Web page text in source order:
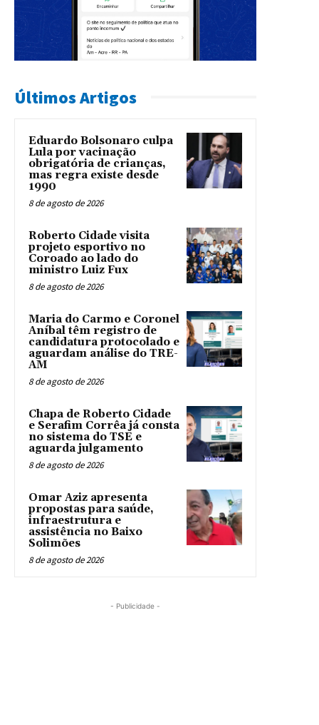
Últimos Artigos
Eduardo Bolsonaro culpa
Lula por vacinação
obrigatória de crianças,
mas regra existe desde
1990
8 de agosto de 2026
Roberto Cidade visita
projeto esportivo no
Coroado ao lado do
ministro Luiz Fux
8 de agosto de 2026
Maria do Carmo e Coronel
Aníbal têm registro de
candidatura protocolado e
aguardam análise do TRE-
AM
8 de agosto de 2026
Chapa de Roberto Cidade
e Serafim Corrêa já consta
no sistema do TSE e
aguarda julgamento
8 de agosto de 2026
Omar Aziz apresenta
propostas para saúde,
infraestrutura e
assistência no Baixo
Solimões
8 de agosto de 2026
- Publicidade -